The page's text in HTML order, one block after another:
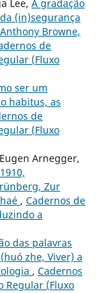
Lee, A gradação
(in)segurança
Browne,
de
(Fluxo
ser um
habitus, as
de
(Fluxo
Arnegger,
Zur
, Cadernos de
a
das palavras
zhe, Viver) a
, Cadernos
Regular (Fluxo